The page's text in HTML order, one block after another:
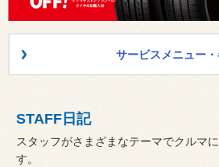
サービスメニュー
STAFF日記
スタッフがさまざまなテーマでクルマ
す。